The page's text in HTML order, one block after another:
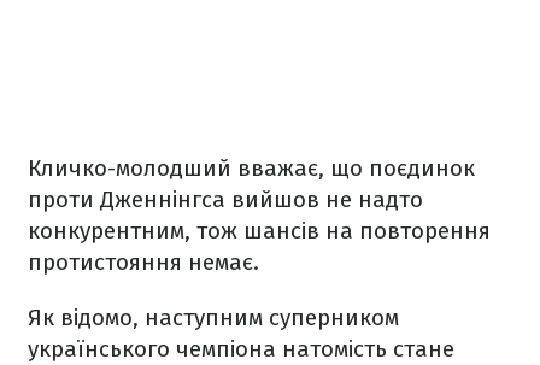
Кличко-молодший вважає, що поєдинок
проти Дженнінгса вийшов не надто
конкурентним, тож шансів на повторення
протистояння немає.
Як відомо, наступним суперником
українського чемпіона натомість стане